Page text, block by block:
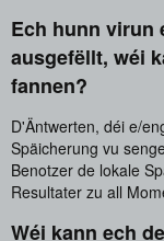
Ech hunn virun
ausgefëllt, wéi
fannen?
D'Äntwerten, déi e/
Späicherung vu
Benotzer de lokale
Resultater zu all
Wéi kann ech